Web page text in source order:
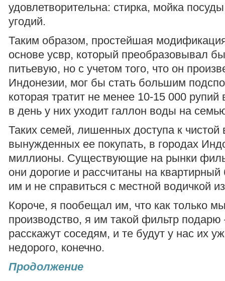
удовлетворительна: стирка, мойка
угодий.
Таким образом, простейшая
основе усвр, который преобразовывал
питьевую, но с учетом того, что он
Индонезии, мог бы стать большим
которая тратит не менее 10-15 000 рупий
в день у них уходит галлон воды на
Таких семей, лишенных доступа к чистой
вынужденных ее покупать, в городах
миллионы. Существующие на рынки
они дорогие и рассчитаны на
им и не справиться с местной водичкой
Короче, я пообещал им, что как только
производство, я им такой фильтр подарю
расскажут соседям, и те будут у нас их
недорого, конечно.
Продолжение